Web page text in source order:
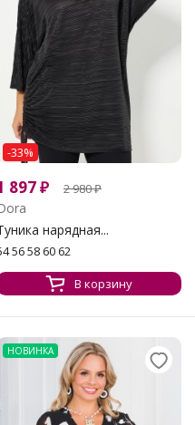
-33%
897₽ 2 980₽
нарядная...
56 58 60 62
В корзину
НОВИНКА